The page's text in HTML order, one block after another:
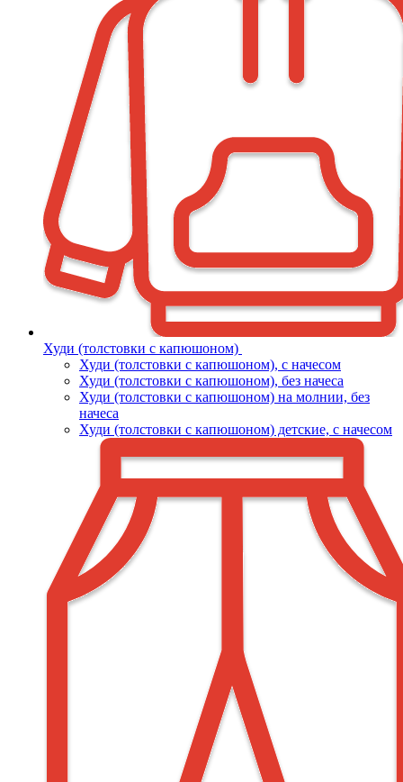
Худи (толстовки с капюшоном)
Худи (толстовки c капюшоном), с начесом
Худи (толстовки c капюшоном), без начеса
Худи (толстовки с капюшоном) на молнии, без
начеса
Худи (толстовки c капюшоном) детские, с начесом